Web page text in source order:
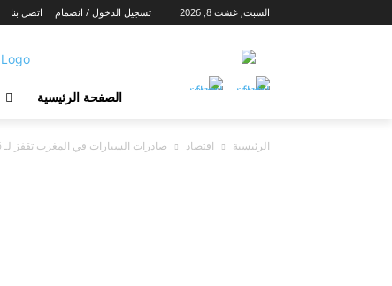
السبت, غشت 8, 2026 تسجيل الدخول / انضمام اتصل بنا
الصفحة الرئيسية
الرئيسية اقتصاد صادرات السيارات في المغرب تقفز لـ 66 مليار درهم حتى أكتوبر 2021